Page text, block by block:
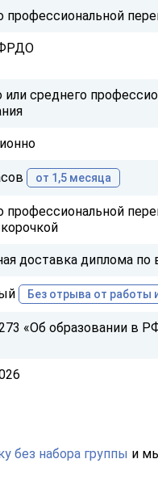
профессиональной
среднего
от 1,5 месяца
доставка диплома по
Без отрыва от работы
«Об образовании в
без набора группы и